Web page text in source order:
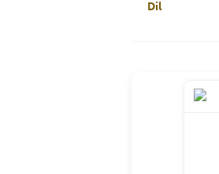
Dil